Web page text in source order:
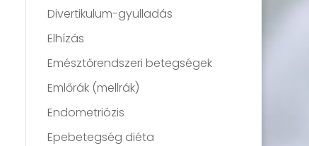
Divertikulum-gyulladás
Elhízás
Emésztőrendszeri betegségek
Emlőrák (mellrák)
Endometriózis
Epebetegség diéta